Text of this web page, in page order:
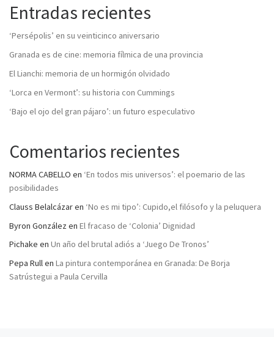
Entradas recientes
‘Persépolis’ en su veinticinco aniversario
Granada es de cine: memoria fílmica de una provincia
El Lianchi: memoria de un hormigón olvidado
‘Lorca en Vermont’: su historia con Cummings
‘Bajo el ojo del gran pájaro’: un futuro especulativo
Comentarios recientes
NORMA CABELLO en ‘En todos mis universos’: el poemario de las
posibilidades
Clauss Belalcázaren ‘No es mi tipo’: Cupido,el filósofo y la peluquera
Byron González en El fracaso de ‘Colonia’ Dignidad
Pichake en Un año del brutal adiós a ‘Juego De Tronos’
Pepa Rullen La pintura contemporánea en Granada: De Borja
Satrústegui a Paula Cervilla